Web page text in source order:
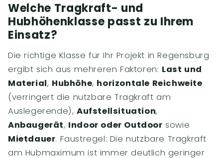
Welche Tragkraft- und
Hubhöhenklasse passt zu Ihrem
Einsatz?
Die richtige Klasse für Ihr Projekt in Regensburg
ergibt sich aus mehreren Faktoren: Last und
Material, Hubhöhe, horizontale Reichweite
(verringert die nutzbare Tragkraft am
Auslegerende), Aufstellsituation,
Anbaugerät, Indoor oder Outdoor sowie
Mietdauer. Faustregel: Die nutzbare Tragkraft
am Hubmaximum ist immer deutlich geringer